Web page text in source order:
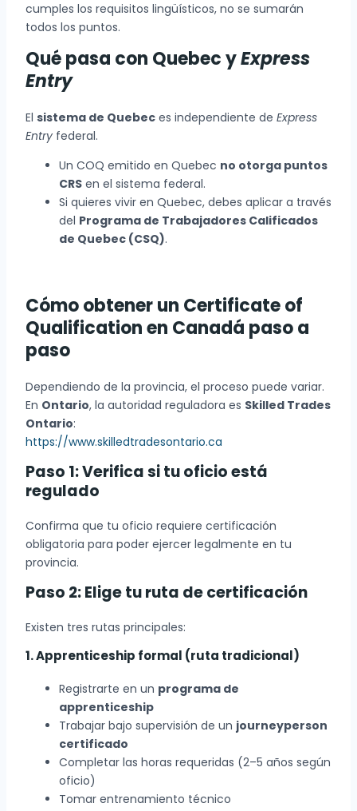
cumples los requisitos lingüísticos, no se sumarán
todos los puntos.
Qué pasa con Quebec yExpress
Entry
El sistema de Quebeces independiente de Express
Entryfederal.
Un COQ emitido en Quebec no otorga puntos
CRSen el sistema federal.
Si quieres vivir en Quebec, debes aplicar a través
del Programa de Trabajadores Calificados
de Quebec (CSQ).
Cómo obtener un Certificate of
Qualification en Canadá paso a
paso
Dependiendo de la provincia, el proceso puede variar.
En Ontario, la autoridad reguladora es Skilled Trades
Ontario:
https://www.skilledtradesontario.ca
Paso 1: Verifica si tu oficio está
regulado
Confirma que tu oficio requiere certificación
obligatoria para poder ejercer legalmente en tu
provincia.
Paso 2: Elige tu ruta de certificación
Existen tres rutas principales:
1. Apprenticeship formal (ruta tradicional)
Registrarte en un programa de
apprenticeship
Trabajar bajo supervisión de un journeyperson
certificado
Completar las horas requeridas (2–5 años según
oficio)
Tomar entrenamiento técnico